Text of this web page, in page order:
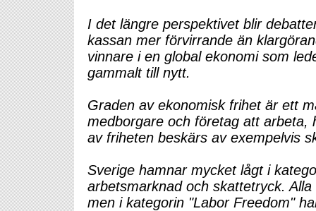
I det längre perspektivet blir
kassan mer förvirrande än
vinnare i en global ekonomi som
gammalt till nytt.
Graden av ekonomisk frihet är ett
medborgare och företag att arbeta,
av friheten beskärs av exempelvis
Sverige hamnar mycket lågt i
arbetsmarknad och skattetryck.
men i kategorin "Labor Freedom"